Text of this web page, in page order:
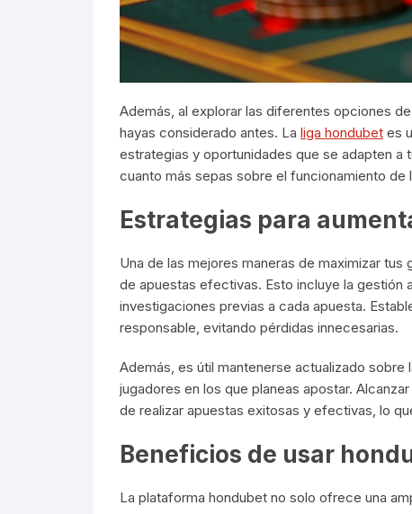
Además, al explorar las diferentes opciones
hayas considerado antes. La liga hondubet es
estrategias y oportunidades que se adapten
cuanto más sepas sobre el funcionamiento
Estrategias para
Una de las mejores maneras de maximizar
de apuestas efectivas. Esto incluye la gestión
investigaciones previas a cada apuesta.
responsable, evitando pérdidas innecesarias.
Además, es útil mantenerse actualizado
jugadores en los que planeas apostar.
de realizar apuestas exitosas y efectivas, lo
Beneficios de usar
La plataforma hondubet no solo ofrece una